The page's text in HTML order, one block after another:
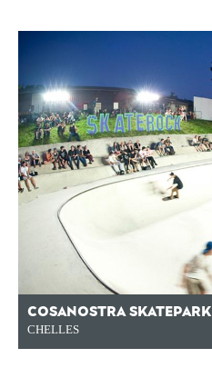
COSANOSTRA SKATEPARK
CHELLES